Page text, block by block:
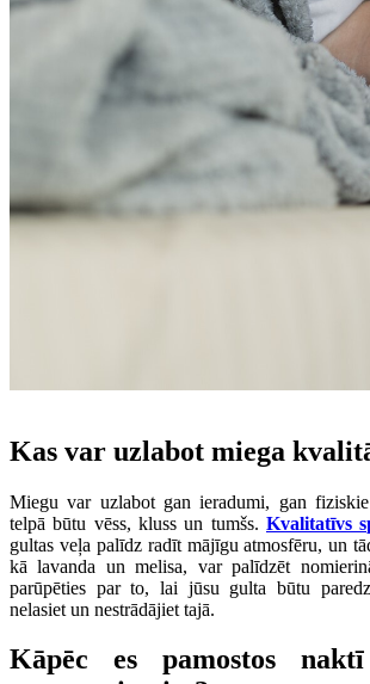
Kas var uzlabot miega
Miegu var uzlabot gan ieradumi, gan
telpā būtu vēss, kluss un tumšs. Kvalitatīvs
gultas veļa palīdz radīt mājīgu atmosfēru, un
kā lavanda un melisa, var palīdzēt
parūpēties par to, lai jūsu gulta būtu
nelasiet un nestrādājiet tajā.
Kāpēc es pamostos